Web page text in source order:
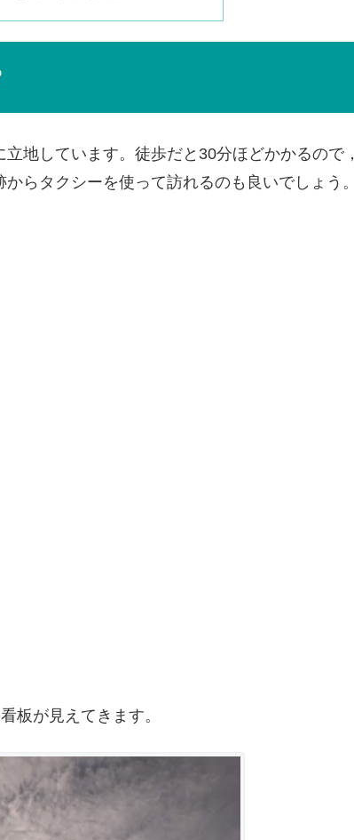
立地しています。徒歩だと30分ほどかかるので，
らタクシーを使って訪れるのも良いでしょう。
板が見えてきます。